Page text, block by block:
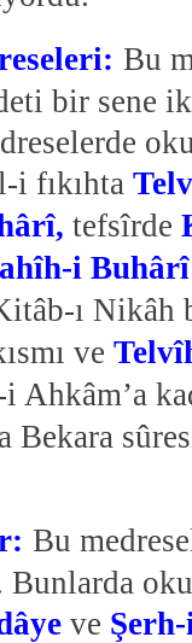
Bu
bir sene
i fıkıhta
tefsîrde
i Buhârî
ı Nikâh
ve
Ahkâm’a
Bekara
Bu
ve